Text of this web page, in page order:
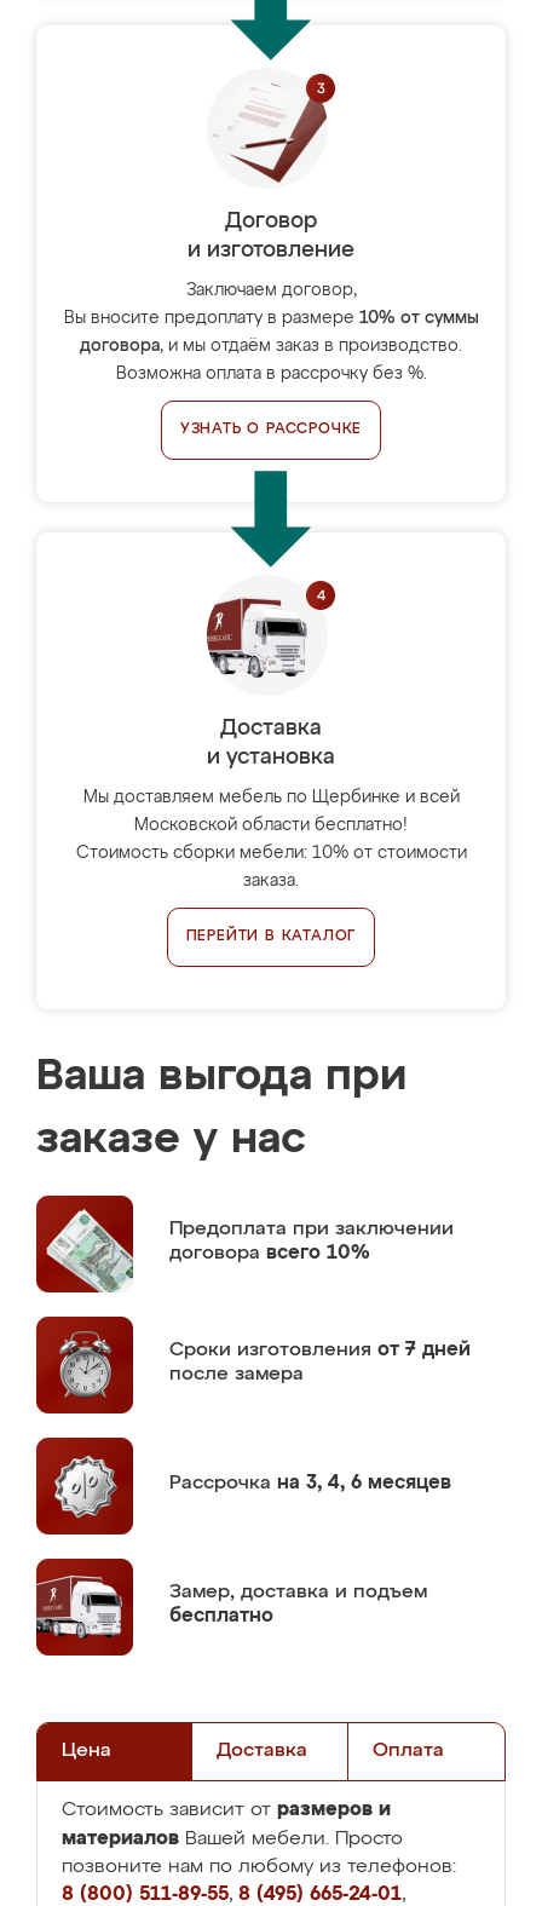
Договор
и изготовление
Заключаем договор,
Вы вносите предоплату в размере 10% от суммы
договора, и мы отдаём заказ в производство.
Возможна оплата в рассрочку без %.
УЗНАТЬ О РАССРОЧКЕ
Доставка
и установка
Мы доставляем мебель по Щербинке и всей
Московской области бесплатно!
Стоимость сборки мебели: 10% от стоимости
заказа.
ПЕРЕЙТИ В КАТАЛОГ
Ваша выгода при
заказе у нас
Предоплата при заключении
договора всего 10%
Сроки изготовления от 7 дней
после замера
Рассрочка на 3, 4, 6 месяцев
Замер, доставка и подъем
бесплатно
Цена Доставка Оплата
Стоимость зависит от размеров и
материалов Вашей мебели. Просто
позвоните нам по любому из телефонов:
8 (800) 511-89-55, 8 (495) 665-24-01,